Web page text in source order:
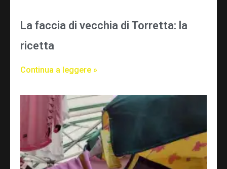
La faccia di vecchia di Torretta: la
ricetta
Continua a leggere »